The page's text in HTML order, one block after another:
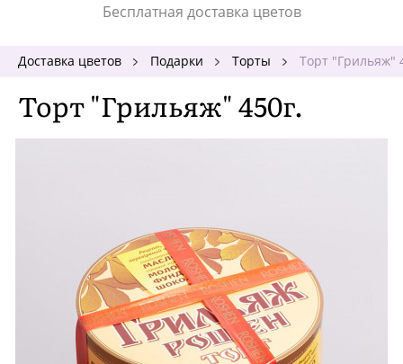
Бесплатная доставка цветов
Доставка цветов Подарки Торты Торт "Грильяж"
Торт "Грильяж" 450г.